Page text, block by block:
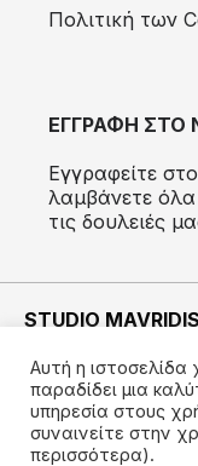
Πολιτική των
ΕΓΓΡΑΦΗ ΣΤΟ
Εγγραφείτε
λαμβάνετε όλα
τις δουλειές
STUDIO
ΚΑΤΑΣΚΕΥΗ —
Αυτή η ιστοσελίδα
παραδίδει μια
υπηρεσία στους
συναινείτε στην
περισσότερα).